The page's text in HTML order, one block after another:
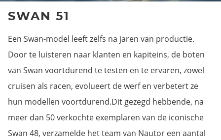
SWAN 51
Een Swan-model leeft zelfs na jaren van productie.
Door te luisteren naar klanten en kapiteins, de boten
van Swan voortdurend te testen en te ervaren, zowel
cruisen als racen, evolueert de werf en verbetert ze
hun modellen voortdurend.Dit gezegd hebbende, na
meer dan 50 verkochte exemplaren van de iconische
Swan 48, verzamelde het team van Nautor een aantal